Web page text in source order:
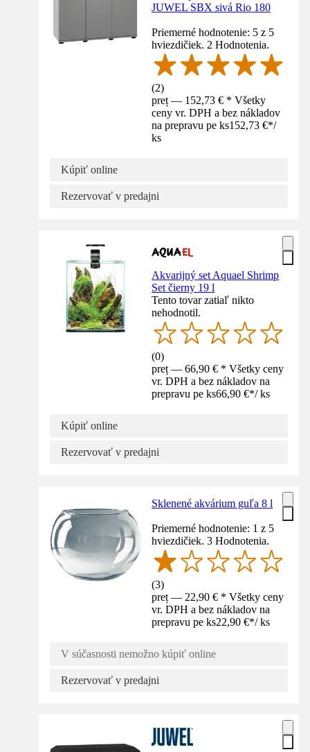
JUWEL SBX sivá Rio 180
Priemerné hodnotenie: 5 z 5
hviezdičiek. 2 Hodnotenia.
(2)
preț — 152,73 € * Všetky
ceny vr. DPH a bez nákladov
na prepravu pe ks152,73 €*/
ks
Kúpiť online
Rezervovať v predajni
Akvarijný set Aquael Shrimp
Set čierny 19 l
Tento tovar zatiaľ nikto
nehodnotil.
(0)
preț — 66,90 € * Všetky ceny
vr. DPH a bez nákladov na
prepravu pe ks66,90 €*/ ks
Kúpiť online
Rezervovať v predajni
Sklenené akvárium guľa 8 l
Priemerné hodnotenie: 1 z 5
hviezdičiek. 3 Hodnotenia.
(3)
preț — 22,90 € * Všetky ceny
vr. DPH a bez nákladov na
prepravu pe ks22,90 €*/ ks
V súčasnosti nemožno kúpiť online
Rezervovať v predajni